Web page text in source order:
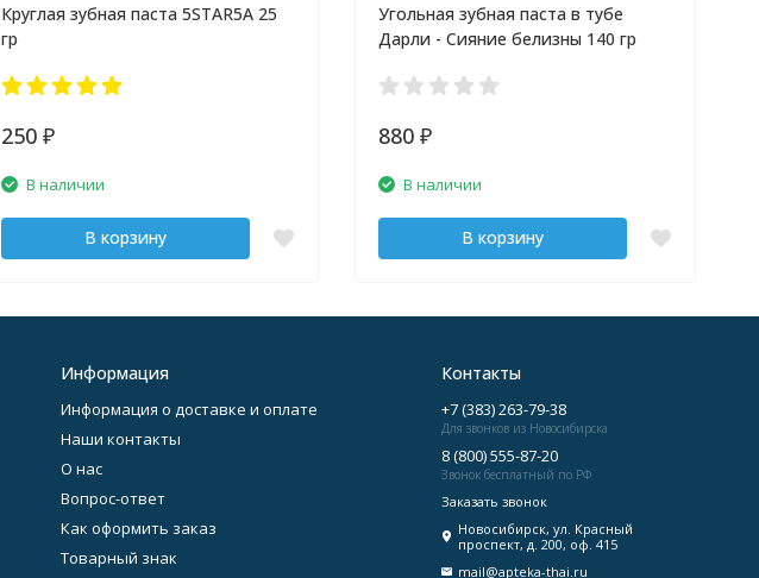
Круглая зубная паста 5STAR5A 25
гр
250 ₽
В наличии
В корзину
Угольная зубная паста в тубе
Дарли - Сияние белизны 140 гр
880 ₽
В наличии
В корзину
Информация
Информация о доставке и оплате
Наши контакты
О нас
Вопрос-ответ
Как оформить заказ
Товарный знак
Контакты
+7 (383) 263-79-38
Для звонков из Новосибирска
8 (800) 555-87-20
Звонок бесплатный по РФ
Заказать звонок
Новосибирск, ул. Красный
проспект, д. 200, оф. 415
mail@apteka-thai.ru